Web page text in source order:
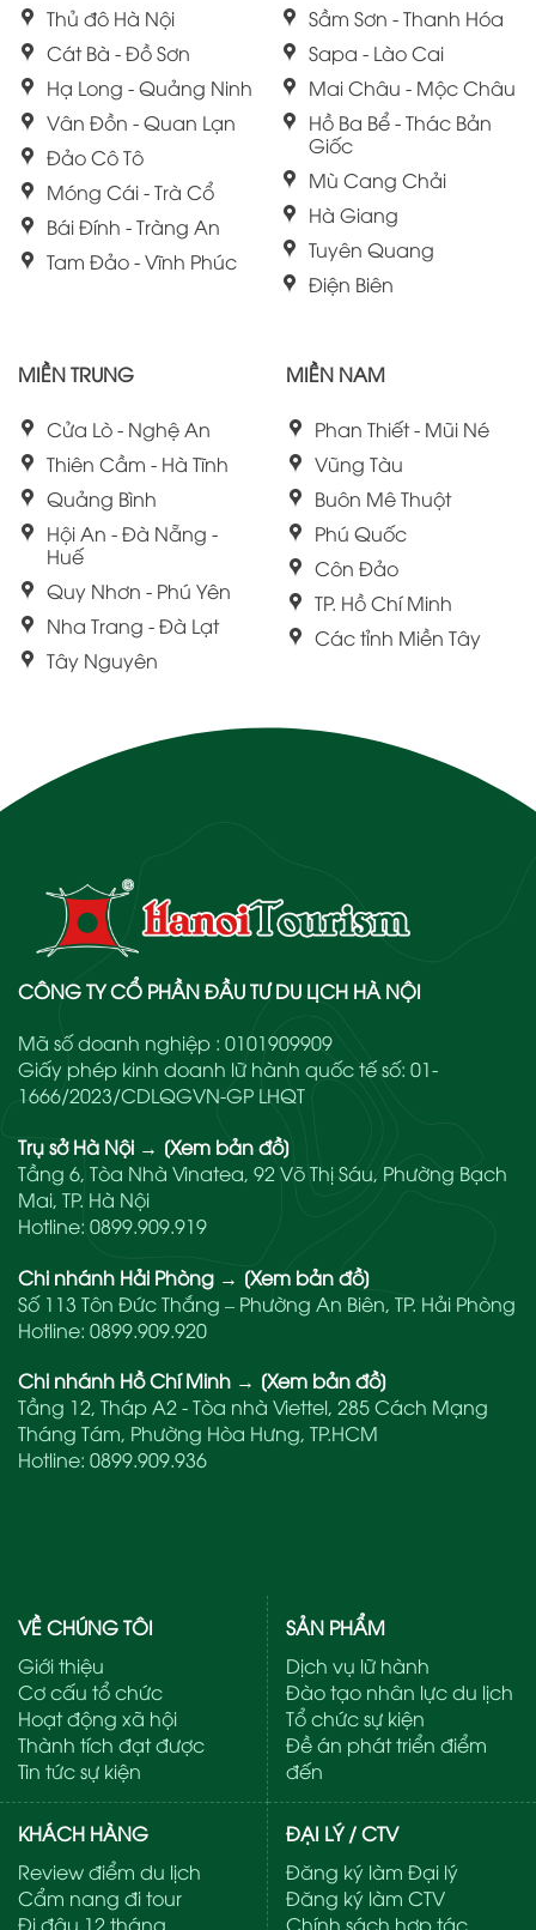
Thủ đô Hà Nội
Cát Bà - Đồ Sơn
Hạ Long - Quảng Ninh
Vân Đồn - Quan Lạn
Đảo Cô Tô
Móng Cái - Trà Cổ
Bái Đính - Tràng An
Tam Đảo - Vĩnh Phúc
Sầm Sơn - Thanh Hóa
Sapa - Lào Cai
Mai Châu - Mộc Châu
Hồ Ba Bể - Thác Bản
Giốc
Mù Cang Chải
Hà Giang
Tuyên Quang
Điện Biên
MIỀN TRUNG
Cửa Lò - Nghệ An
Thiên Cầm - Hà Tĩnh
Quảng Bình
Hội An - Đà Nẵng -
Huế
Quy Nhơn - Phú Yên
Nha Trang - Đà Lạt
Tây Nguyên
MIỀN NAM
Phan Thiết - Mũi Né
Vũng Tàu
Buôn Mê Thuột
Phú Quốc
Côn Đảo
TP. Hồ Chí Minh
Các tỉnh Miền Tây
CÔNG TY CỔ PHẦN ĐẦU TƯ DU LỊCH HÀ NỘI
Mã số doanh nghiệp : 0101909909
Giấy phép kinh doanh lữ hành quốc tế số: 01-
1666/2023/CDLQGVN-GP LHQT
Trụ sở Hà Nội → [Xem bản đồ]
Tầng 6, Tòa Nhà Vinatea, 92 Võ Thị Sáu, Phường Bạch
Mai, TP. Hà Nội
Hotline: 0899.909.919
Chi nhánh Hải Phòng → [Xem bản đồ]
Số 113 Tôn Đức Thắng – Phường An Biên, TP. Hải Phòng
Hotline: 0899.909.920
Chi nhánh Hồ Chí Minh → [Xem bản đồ]
Tầng 12, Tháp A2 - Tòa nhà Viettel, 285 Cách Mạng
Tháng Tám, Phường Hòa Hưng, TP.HCM
Hotline: 0899.909.936
VỀ CHÚNG TÔI
Giới thiệu
Cơ cấu tổ chức
Hoạt động xã hội
Thành tích đạt được
Tin tức sự kiện
SẢN PHẨM
Dịch vụ lữ hành
Đào tạo nhân lực du lịch
Tổ chức sự kiện
Đề án phát triển điểm
đến
KHÁCH HÀNG
Review điểm du lịch
Cẩm nang đi tour
Đi đâu 12 tháng
ĐẠI LÝ / CTV
Đăng ký làm Đại lý
Đăng ký làm CTV
Chính sách hợp tác